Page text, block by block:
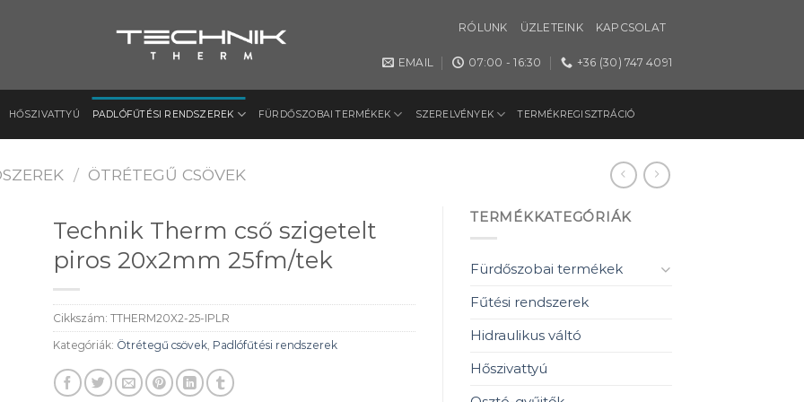
RÓLUNK ÜZLETEINK KAPCSOLAT
EMAIL 07:00 - 16:30 +36 (30) 747 4091
HŐSZIVATTYÚ PADLÓFŰTÉSI RENDSZEREK FÜRDŐSZOBAI TERMÉKEK SZERELVÉNYEK TERMÉKREGISZTRÁCIÓ
/ ÖTRÉTEGŰ CSÖVEK
Technik Therm cső szigetelt
piros 20x2mm 25fm/tek
Cikkszám: TTHERM20X2-25-IPLR
Kategóriák: Ötrétegű csövek, Padlófűtési rendszerek
TERMÉKKATEGÓRIÁK
Fürdőszobai termékek
Fűtési rendszerek
Hidraulikus váltó
Hőszivattyú